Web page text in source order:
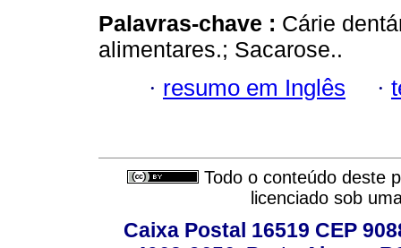
Palavras-chave : Cárie
alimentares.; Sacarose..
· resumo em Inglês ·
Todo o conteúdo deste
licenciado sob
Caixa Postal 16519 CEP